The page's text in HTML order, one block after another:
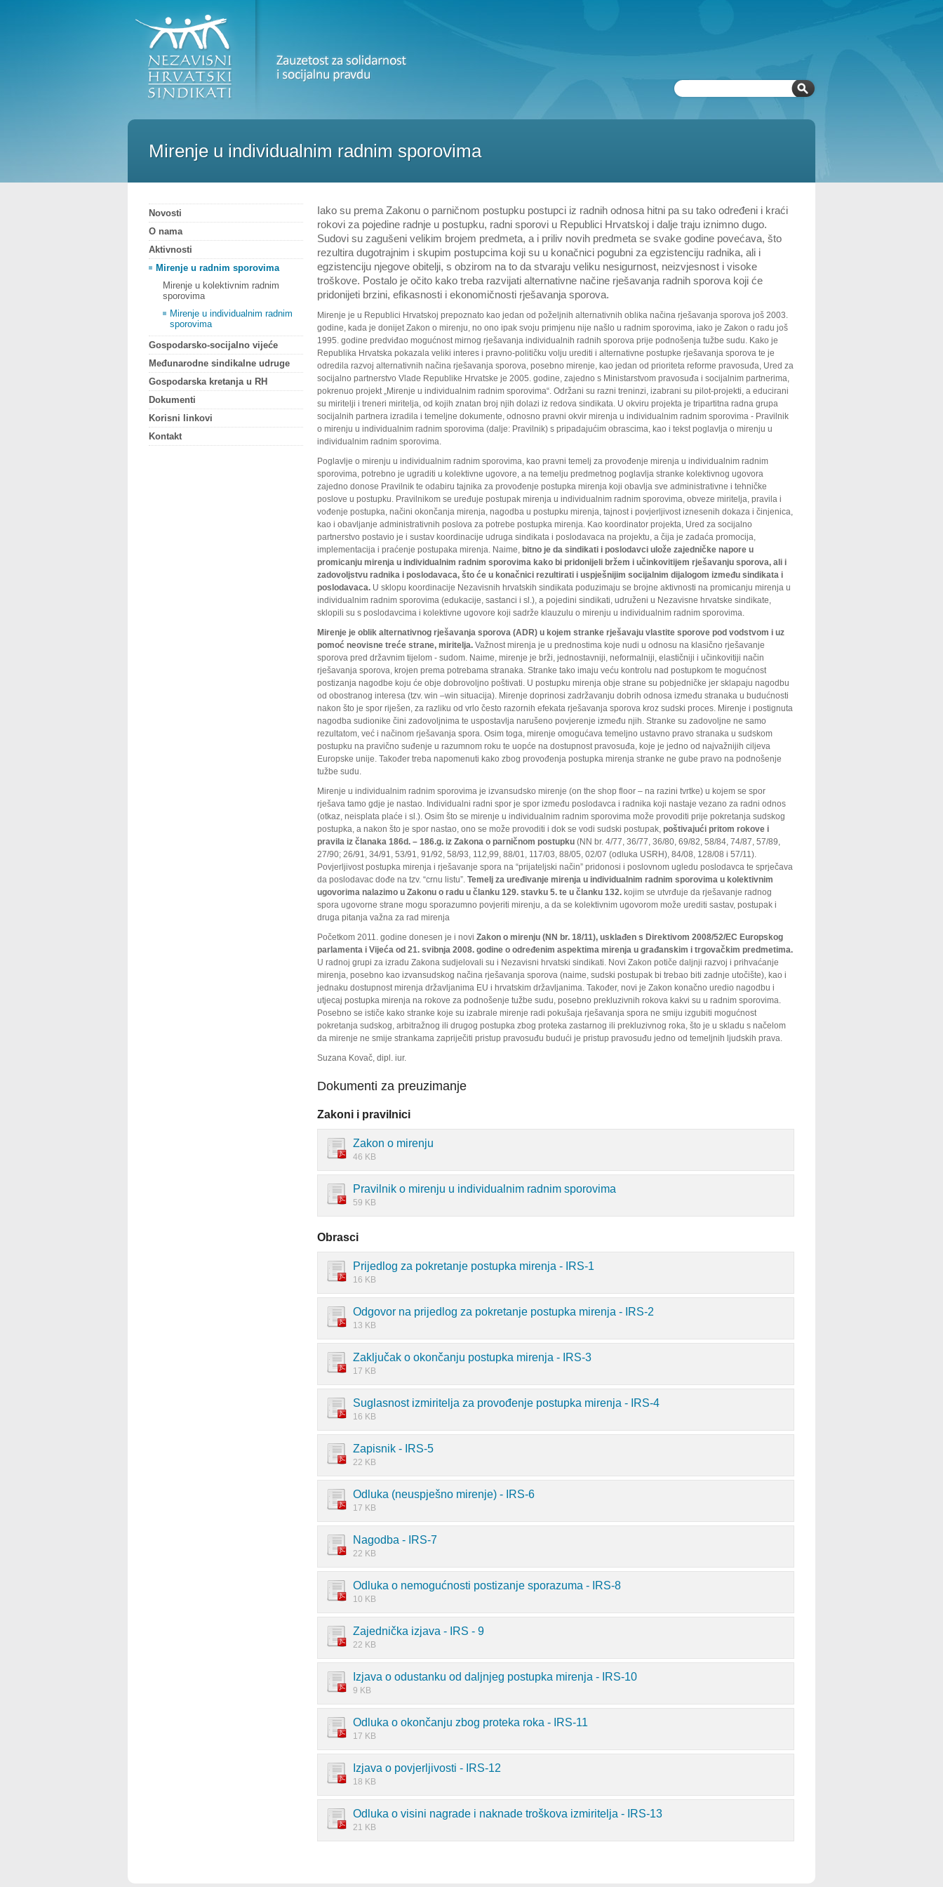
Mirenje u individualnim radnim sporovima
Iako su prema Zakonu o parničnom postupku postupci iz radnih odnosa hitni pa su tako određeni i kraći
rokovi za pojedine radnje u postupku, radni sporovi u Republici Hrvatskoj i dalje traju iznimno dugo.
Sudovi su zagušeni velikim brojem predmeta, a i priliv novih predmeta se svake godine povećava, što
rezultira dugotrajnim i skupim postupcima koji su u konačnici pogubni za egzistenciju radnika, ali i
egzistenciju njegove obitelji, s obzirom na to da stvaraju veliku nesigurnost, neizvjesnost i visoke
troškove. Postalo je očito kako treba razvijati alternativne načine rješavanja radnih sporova koji će
pridonijeti brzini, efikasnosti i ekonomičnosti rješavanja sporova.
Mirenje je u Republici Hrvatskoj prepoznato kao jedan od poželjnih alternativnih oblika načina rješavanja sporova još 2003.
godine, kada je donijet Zakon o mirenju, no ono ipak svoju primjenu nije našlo u radnim sporovima, iako je Zakon o radu još
1995. godine predviđao mogućnost mirnog rješavanja individualnih radnih sporova prije podnošenja tužbe sudu. Kako je
Republika Hrvatska pokazala veliki interes i pravno-političku volju urediti i alternativne postupke rješavanja sporova te je
odredila razvoj alternativnih načina rješavanja sporova, posebno mirenje, kao jedan od prioriteta reforme pravosuđa, Ured za
socijalno partnerstvo Vlade Republike Hrvatske je 2005. godine, zajedno s Ministarstvom pravosuđa i socijalnim partnerima,
pokrenuo projekt „Mirenje u individualnim radnim sporovima“. Održani su razni treninzi, izabrani su pilot-projekti, a educirani
su miritelji i treneri miritelja, od kojih znatan broj njih dolazi iz redova sindikata. U okviru projekta je tripartitna radna grupa
socijalnih partnera izradila i temeljne dokumente, odnosno pravni okvir mirenja u individualnim radnim sporovima - Pravilnik
o mirenju u individualnim radnim sporovima (dalje: Pravilnik) s pripadajućim obrascima, kao i tekst poglavlja o mirenju u
individualnim radnim sporovima.
Poglavlje o mirenju u individualnim radnim sporovima, kao pravni temelj za provođenje mirenja u individualnim radnim
sporovima, potrebno je ugraditi u kolektivne ugovore, a na temelju predmetnog poglavlja stranke kolektivnog ugovora
zajedno donose Pravilnik te odabiru tajnika za provođenje postupka mirenja koji obavlja sve administrativne i tehničke
poslove u postupku. Pravilnikom se uređuje postupak mirenja u individualnim radnim sporovima, obveze miritelja, pravila i
vođenje postupka, načini okončanja mirenja, nagodba u postupku mirenja, tajnost i povjerljivost iznesenih dokaza i činjenica,
kao i obavljanje administrativnih poslova za potrebe postupka mirenja. Kao koordinator projekta, Ured za socijalno
partnerstvo postavio je i sustav koordinacije udruga sindikata i poslodavaca na projektu, a čija je zadaća promocija,
implementacija i praćenje postupaka mirenja. Naime, bitno je da sindikati i poslodavci ulože zajedničke napore u
promicanju mirenja u individualnim radnim sporovima kako bi pridonijeli bržem i učinkovitijem rješavanju sporova, ali i
zadovoljstvu radnika i poslodavaca, što će u konačnici rezultirati i uspješnijim socijalnim dijalogom između sindikata i
poslodavaca. U sklopu koordinacije Nezavisnih hrvatskih sindikata poduzimaju se brojne aktivnosti na promicanju mirenja u
individualnim radnim sporovima (edukacije, sastanci i sl.), a pojedini sindikati, udruženi u Nezavisne hrvatske sindikate,
sklopili su s poslodavcima i kolektivne ugovore koji sadrže klauzulu o mirenju u individualnim radnim sporovima.
Mirenje je oblik alternativnog rješavanja sporova (ADR) u kojem stranke rješavaju vlastite sporove pod vodstvom i uz
pomoć neovisne treće strane, miritelja. Važnost mirenja je u prednostima koje nudi u odnosu na klasično rješavanje
sporova pred državnim tijelom - sudom. Naime, mirenje je brži, jednostavniji, neformalniji, elastičniji i učinkovitiji način
rješavanja sporova, krojen prema potrebama stranaka. Stranke tako imaju veću kontrolu nad postupkom te mogućnost
postizanja nagodbe koju će obje dobrovoljno poštivati. U postupku mirenja obje strane su pobjedničke jer sklapaju nagodbu
od obostranog interesa (tzv. win –win situacija). Mirenje doprinosi zadržavanju dobrih odnosa između stranaka u budućnosti
nakon što je spor riješen, za razliku od vrlo često razornih efekata rješavanja sporova kroz sudski proces. Mirenje i postignuta
nagodba sudionike čini zadovoljnima te uspostavlja narušeno povjerenje između njih. Stranke su zadovoljne ne samo
rezultatom, već i načinom rješavanja spora. Osim toga, mirenje omogućava temeljno ustavno pravo stranaka u sudskom
postupku na pravično suđenje u razumnom roku te uopće na dostupnost pravosuđa, koje je jedno od najvažnijih ciljeva
Europske unije. Također treba napomenuti kako zbog provođenja postupka mirenja stranke ne gube pravo na podnošenje
tužbe sudu.
Mirenje u individualnim radnim sporovima je izvansudsko mirenje (on the shop floor – na razini tvrtke) u kojem se spor
rješava tamo gdje je nastao. Individualni radni spor je spor između poslodavca i radnika koji nastaje vezano za radni odnos
(otkaz, neisplata plaće i sl.). Osim što se mirenje u individualnim radnim sporovima može provoditi prije pokretanja sudskog
postupka, a nakon što je spor nastao, ono se može provoditi i dok se vodi sudski postupak, poštivajući pritom rokove i
pravila iz članaka 186d. – 186.g. iz Zakona o parničnom postupku (NN br. 4/77, 36/77, 36/80, 69/82, 58/84, 74/87, 57/89,
27/90; 26/91, 34/91, 53/91, 91/92, 58/93, 112,99, 88/01, 117/03, 88/05, 02/07 (odluka USRH), 84/08, 128/08 i 57/11).
Povjerljivost postupka mirenja i rješavanje spora na “prijateljski način” pridonosi i poslovnom ugledu poslodavca te sprječava
da poslodavac dođe na tzv. “crnu listu”. Temelj za uređivanje mirenja u individualnim radnim sporovima u kolektivnim
ugovorima nalazimo u Zakonu o radu u članku 129. stavku 5. te u članku 132. kojim se utvrđuje da rješavanje radnog
spora ugovorne strane mogu sporazumno povjeriti mirenju, a da se kolektivnim ugovorom može urediti sastav, postupak i
druga pitanja važna za rad mirenja
Početkom 2011. godine donesen je i novi Zakon o mirenju (NN br. 18/11), usklađen s Direktivom 2008/52/EC Europskog
parlamenta i Vijeća od 21. svibnja 2008. godine o određenim aspektima mirenja u građanskim i trgovačkim predmetima.
U radnoj grupi za izradu Zakona sudjelovali su i Nezavisni hrvatski sindikati. Novi Zakon potiče daljnji razvoj i prihvaćanje
mirenja, posebno kao izvansudskog načina rješavanja sporova (naime, sudski postupak bi trebao biti zadnje utočište), kao i
jednaku dostupnost mirenja državljanima EU i hrvatskim državljanima. Također, novi je Zakon konačno uredio nagodbu i
utjecaj postupka mirenja na rokove za podnošenje tužbe sudu, posebno prekluzivnih rokova kakvi su u radnim sporovima.
Posebno se ističe kako stranke koje su izabrale mirenje radi pokušaja rješavanja spora ne smiju izgubiti mogućnost
pokretanja sudskog, arbitražnog ili drugog postupka zbog proteka zastarnog ili prekluzivnog roka, što je u skladu s načelom
da mirenje ne smije strankama zapriječiti pristup pravosuđu budući je pristup pravosuđu jedno od temeljnih ljudskih prava.
Suzana Kovač, dipl. iur.
Dokumenti za preuzimanje
Zakoni i pravilnici
Zakon o mirenju
46 KB
Pravilnik o mirenju u individualnim radnim sporovima
59 KB
Obrasci
Prijedlog za pokretanje postupka mirenja - IRS-1
16 KB
Odgovor na prijedlog za pokretanje postupka mirenja - IRS-2
13 KB
Zaključak o okončanju postupka mirenja - IRS-3
17 KB
Suglasnost izmiritelja za provođenje postupka mirenja - IRS-4
16 KB
Zapisnik - IRS-5
22 KB
Odluka (neuspješno mirenje) - IRS-6
17 KB
Nagodba - IRS-7
22 KB
Odluka o nemogućnosti postizanje sporazuma - IRS-8
10 KB
Zajednička izjava - IRS - 9
22 KB
Izjava o odustanku od daljnjeg postupka mirenja - IRS-10
9 KB
Odluka o okončanju zbog proteka roka - IRS-11
17 KB
Izjava o povjerljivosti - IRS-12
18 KB
Odluka o visini nagrade i naknade troškova izmiritelja - IRS-13
21 KB
Novosti
O nama
Aktivnosti
Mirenje u radnim sporovima
Mirenje u kolektivnim radnim
sporovima
Mirenje u individualnim radnim
sporovima
Gospodarsko-socijalno vijeće
Međunarodne sindikalne udruge
Gospodarska kretanja u RH
Dokumenti
Korisni linkovi
Kontakt